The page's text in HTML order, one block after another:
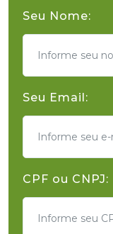
Seu Nome:
Seu Email:
CPF ou CNPJ: